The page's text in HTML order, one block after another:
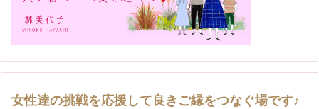
女性達の挑戦を応援して良きご縁をつなぐ場です♪